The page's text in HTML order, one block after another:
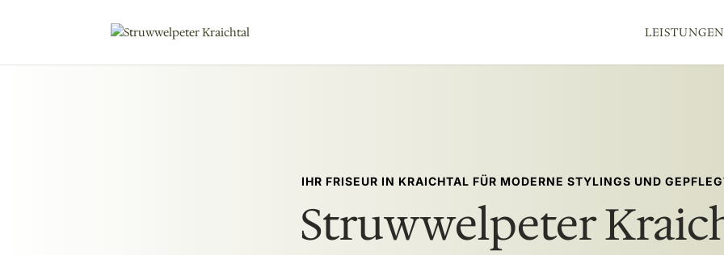
LEISTUNGEN
IHR FRISEUR IN KRAICHTAL FÜR MODERNE STYLINGS UND
Struwwelpeter